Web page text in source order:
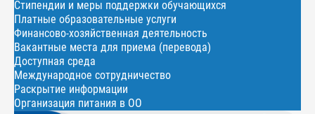
Стипендии и меры поддержки обучающихся
Платные образовательные услуги
Финансово-хозяйственная деятельность
Вакантные места для приема (перевода)
Доступная среда
Международное сотрудничество
Раскрытие информации
Организация питания в ОО